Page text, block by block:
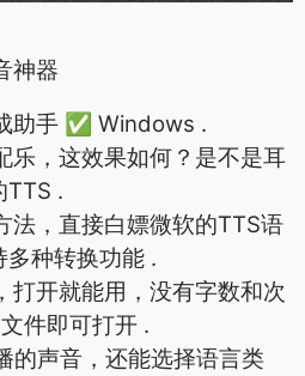
神器
助手 ✅ Windows .
，这效果如何？是不是耳
TTS .
，直接白嫖微软的TTS语
种转换功能 .
开就能用，没有字数和次
件即可打开 .
声音，还能选择语言类